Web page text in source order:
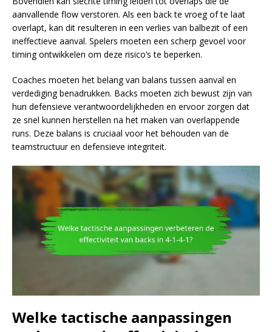
aanvallende flow verstoren. Als een back te vroeg of te laat
overlapt, kan dit resulteren in een verlies van balbezit of een
ineffectieve aanval. Spelers moeten een scherp gevoel voor
timing ontwikkelen om deze risico’s te beperken.
Coaches moeten het belang van balans tussen aanval en
verdediging benadrukken. Backs moeten zich bewust zijn van
hun defensieve verantwoordelijkheden en ervoor zorgen dat
ze snel kunnen herstellen na het maken van overlappende
runs. Deze balans is cruciaal voor het behouden van de
teamstructuur en defensieve integriteit.
Welke tactische aanpassingen